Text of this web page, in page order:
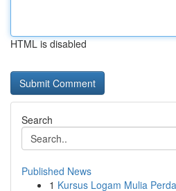
HTML is disabled
Search
Published News
1 Kursus Logam Mulia